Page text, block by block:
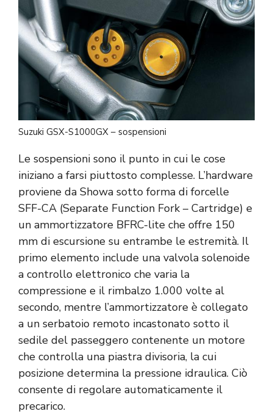
Suzuki GSX-S1000GX – sospensioni
Le sospensioni sono il punto in cui le cose
iniziano a farsi piuttosto complesse. L’hardware
proviene da Showa sotto forma di forcelle
SFF-CA (Separate Function Fork – Cartridge) e
un ammortizzatore BFRC-lite che offre 150
mm di escursione su entrambe le estremità. Il
primo elemento include una valvola solenoide
a controllo elettronico che varia la
compressione e il rimbalzo 1.000 volte al
secondo, mentre l’ammortizzatore è collegato
a un serbatoio remoto incastonato sotto il
sedile del passeggero contenente un motore
che controlla una piastra divisoria, la cui
posizione determina la pressione idraulica. Ciò
consente di regolare automaticamente il
precarico.